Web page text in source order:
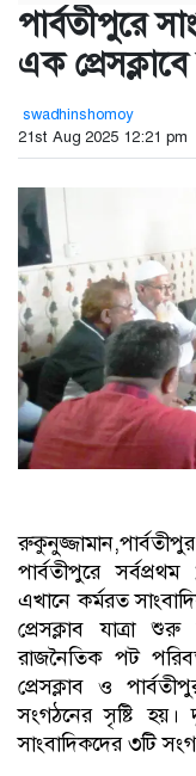
পার্বতীপুরে
এক
swadhinshomoy
21st Aug 2025 12:21 pm
রুকুনুজ্জামান,পার্বতীপুর
পার্বতীপুরে
এখানে কর্মরত
প্রেসক্লাব যাত্রা
রাজনৈতিক পট
প্রেসক্লাব ও
সংগঠনের সৃষ্টি
সাংবাদিকদের ৩টি